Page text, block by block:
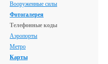
Вооруженные силы
Фотогалерея
Телефонные коды
Аэропорты
Метро
Карты